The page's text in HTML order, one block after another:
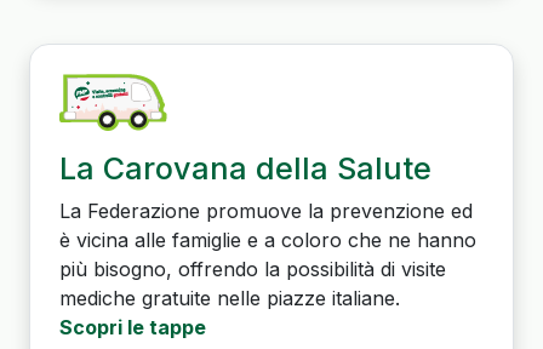
La Carovana della Salute
La Federazione promuove la prevenzione ed
è vicina alle famiglie e a coloro che ne hanno
più bisogno, offrendo la possibilità di visite
mediche gratuite nelle piazze italiane.
Scopri le tappe